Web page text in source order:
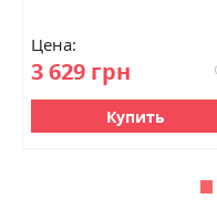
Цена:
3 629 грн
Купить